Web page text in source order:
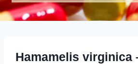
Hamamelis virginica